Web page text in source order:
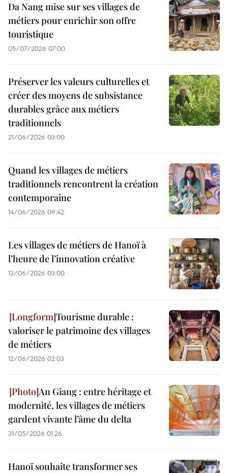
Da Nang mise sur ses villages de
métiers pour enrichir son offre
touristique
05/07/2026 07:00
Préserver les valeurs culturelles et
créer des moyens de subsistance
durables grâce aux métiers
traditionnels
21/06/2026 03:00
Quand les villages de métiers
traditionnels rencontrent la création
contemporaine
14/06/2026 09:42
Les villages de métiers de Hanoï à
l’heure de l’innovation créative
13/06/2026 03:00
Tourisme durable :
valoriser le patrimoine des villages
de métiers
12/06/2026 02:03
An Giang : entre héritage et
modernité, les villages de métiers
gardent vivante l’âme du delta
31/05/2026 01:26
Hanoï souhaite transformer ses